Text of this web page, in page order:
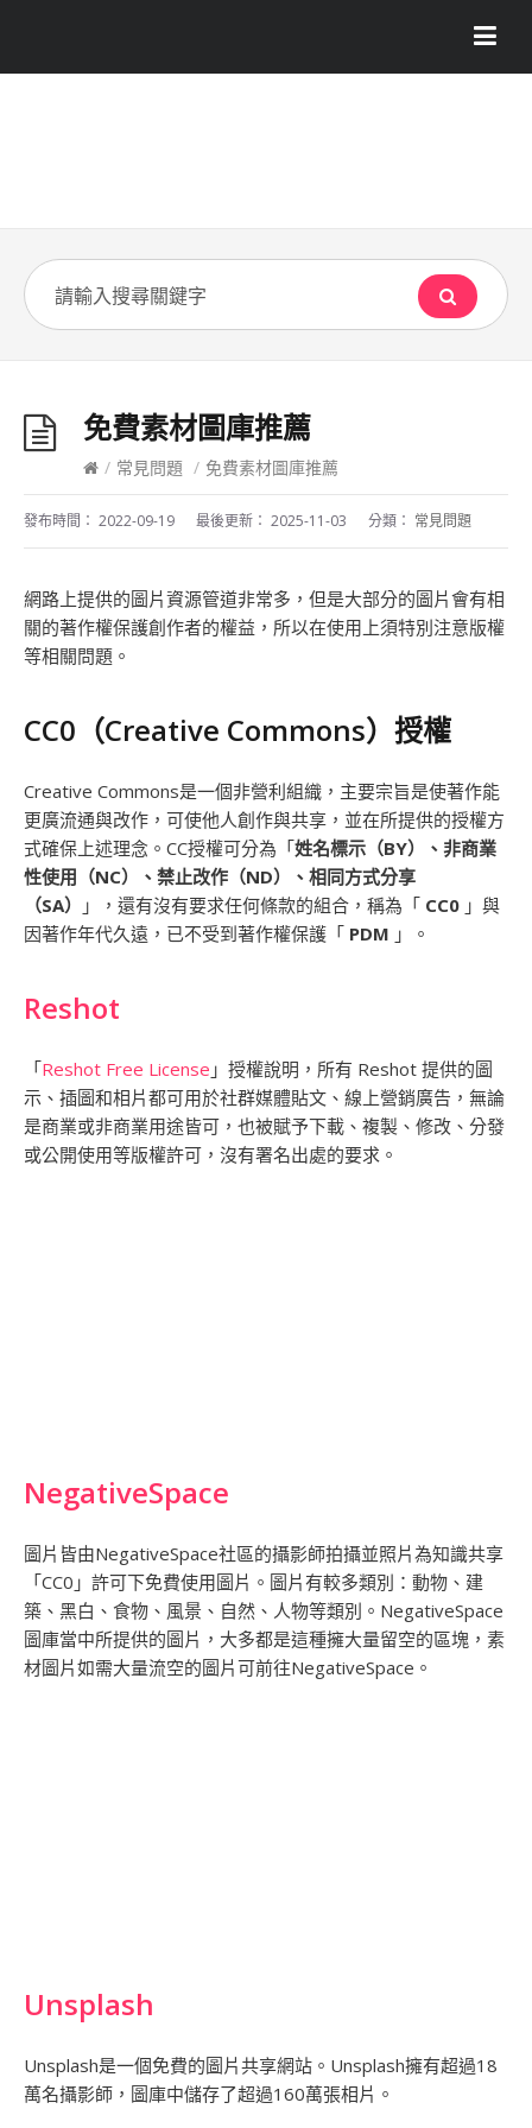
免費素材圖庫推薦
/ 常見問題 / 免費素材圖庫推薦
發布時間： 2022-09-19 最後更新： 2025-11-03 分類： 常見問題
網路上提供的圖片資源管道非常多，但是大部分的圖片會有相
關的著作權保護創作者的權益，所以在使用上須特別注意版權
等相關問題。
CC0（Creative Commons）授權
Creative Commons是一個非營利組織，主要宗旨是使著作能
更廣流通與改作，可使他人創作與共享，並在所提供的授權方
式確保上述理念。CC授權可分為「姓名標示（BY）、非商業
性使用（NC）、禁止改作（ND）、相同方式分享
（SA）
」，還有沒有要求任何條款的組合，稱為「 CC0 」與
因著作年代久遠，已不受到著作權保護「 PDM 」。
Reshot
「Reshot Free License 」授權說明，所有 Reshot 提供的圖
示、插圖和相片都可用於社群媒體貼文、線上營銷廣告，無論
是商業或非商業用途皆可，也被賦予下載、複製、修改、分發
或公開使用等版權許可，沒有署名出處的要求。
NegativeSpace
圖片皆由NegativeSpace社區的攝影師拍攝並照片為知識共享
「CC0」許可下免費使用圖片。圖片有較多類別：動物、建
築、黑白、食物、風景、自然、人物等類別。NegativeSpace
圖庫當中所提供的圖片，大多都是這種擁大量留空的區塊，素
材圖片如需大量流空的圖片可前往NegativeSpace。
Unsplash
Unsplash是一個免費的圖片共享網站。Unsplash擁有超過18
萬名攝影師，圖庫中儲存了超過160萬張相片。